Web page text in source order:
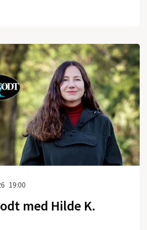
19:00
med Hilde K.